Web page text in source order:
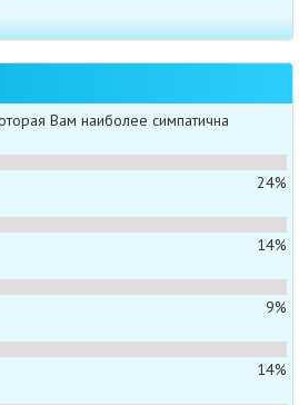
Вам наиболее симпатична
24%
14%
9%
14%